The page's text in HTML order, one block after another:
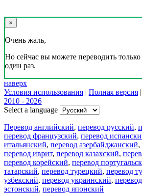
×
Очень жаль,
Но сейчас вы можете переводить только
один раз.
наверх
Условия использования | Полная версия |
2010 - 2026
Select a language
Перевод английский, перевод русский,
перевод французский, перевод
итальянский, перевод азербайджанский,
перевод иврит, перевод казахский,
перевод корейский, перевод
татарский, перевод турецкий, перевод
узбекский, перевод украинский,
эстонский, перевод японский